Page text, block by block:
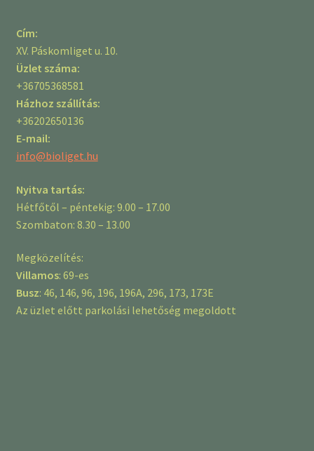
Cím:
XV. Páskomliget u. 10.
Üzlet száma:
+36705368581
Házhoz szállítás:
+36202650136
E-mail:
info@bioliget.hu
Nyitva tartás:
Hétfőtől – péntekig: 9.00 – 17.00
Szombaton: 8.30 – 13.00
Megközelítés:
Villamos: 69-es
Busz: 46, 146, 96, 196, 196A, 296, 173, 173E
Az üzlet előtt parkolási lehetőség megoldott